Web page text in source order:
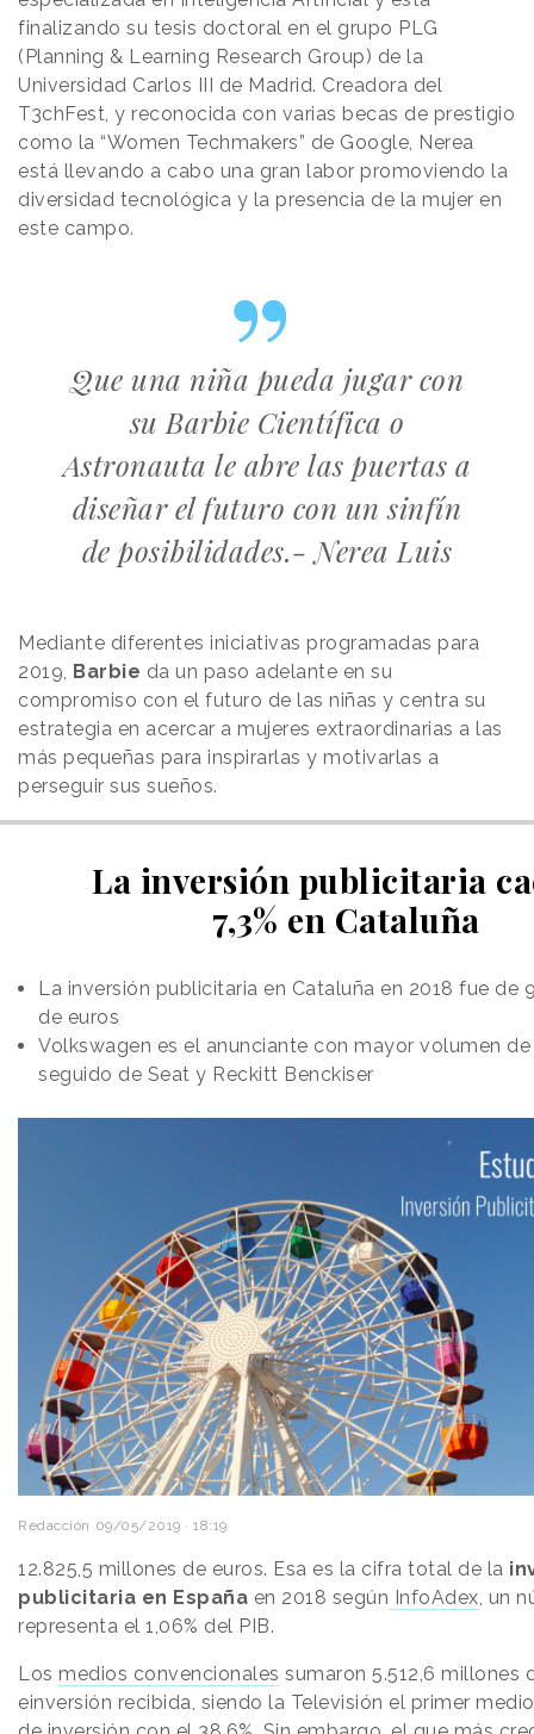
finalizando su tesis doctoral en el grupo PLG
(Planning & Learning Research Group) de la
Universidad Carlos III de Madrid. Creadora del
T3chFest, y reconocida con varias becas de prestigio
como la “Women Techmakers” de Google, Nerea
está llevando a cabo una gran labor promoviendo la
diversidad tecnológica y la presencia de la mujer en
este campo.
Que una niña pueda jugar con
su Barbie Científica o
Astronauta le abre las puertas a
diseñar el futuro con un sinfín
de posibilidades.- Nerea Luis
Mediante diferentes iniciativas programadas para
2019, Barbie da un paso adelante en su
compromiso con el futuro de las niñas y centra su
estrategia en acercar a mujeres extraordinarias a las
más pequeñas para inspirarlas y motivarlas a
perseguir sus sueños.
La inversión publicitaria
7,3% en Cataluña
La inversión publicitaria en Cataluña en 2018 fue de
de euros
Volkswagen es el anunciante con mayor volumen de
seguido de Seat y Reckitt Benckiser
Redacción 09/05/2019 · 18:19
12.825,5 millones de euros. Esa es la cifra total de la
publicitaria en España en 2018 según InfoAdex, un
representa el 1,06% del PIB.
Los medios convencionales sumaron 5.512,6 millones
einversión recibida, siendo la Televisión el primer